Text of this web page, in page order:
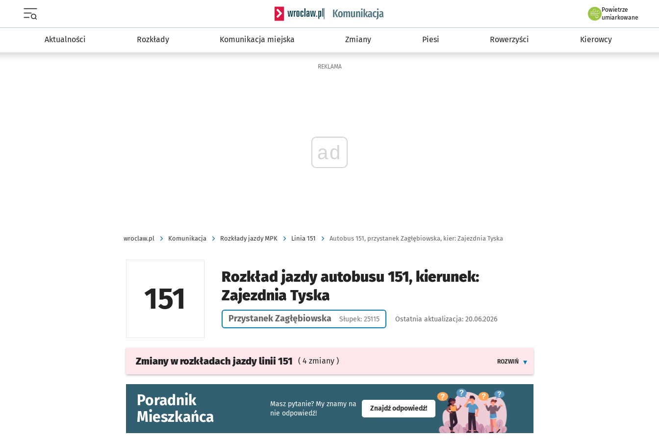
Serwis informacyjny wroclaw.pl podserwis: Komunikacja
Powietrze
we Wrocławiu
umiarkowane
Aktualności Rozkłady Komunikacja miejska Zmiany Piesi Rowerzyści Kierowcy
REKLAMA
ad
wroclaw.pl Komunikacja Rozkłady jazdy MPK Linia 151 Autobus 151, przystanek Zagłębiowska, kier: Zajezdnia Tyska
151
Rozkład jazdy autobusu 151, kierunek:
Zajezdnia Tyska
Przystanek Zagłębiowska Słupek: 25115 Ostatnia aktualizacja: 20.06.2026
Zmiany w rozkładach jazdylinii 151 ( 4 zmiany )
ROZWIŃ
Poradnik
Mieszkańca
Masz pytanie? My znamy na
nie odpowiedź!
Znajdź odpowiedź!- otworzy się w nowej karcie